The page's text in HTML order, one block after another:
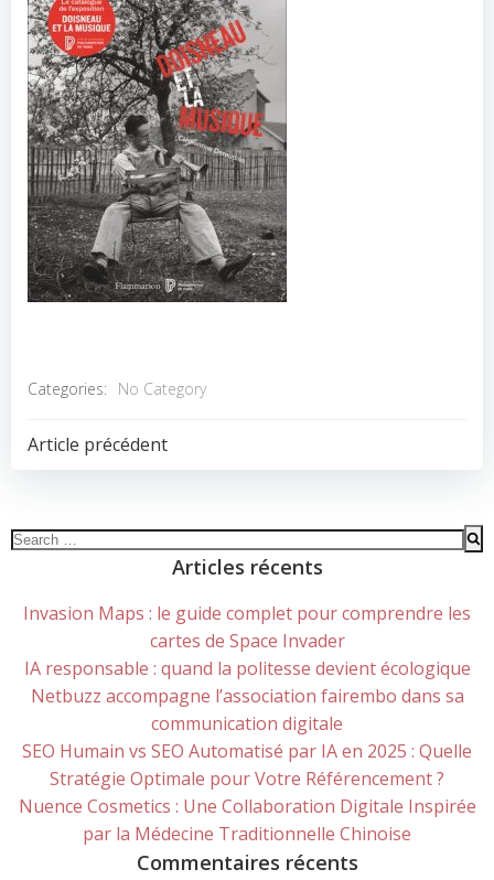
Categories: No Category
POST
Article précédent
Search
Articles récents
Invasion Maps : le guide complet pour comprendre les
cartes de Space Invader
IA responsable : quand la politesse devient écologique
Netbuzz accompagne l’association fairembo dans sa
communication digitale
SEO Humain vs SEO Automatisé par IA en 2025 : Quelle
Stratégie Optimale pour Votre Référencement ?
Nuence Cosmetics : Une Collaboration Digitale Inspirée
par la Médecine Traditionnelle Chinoise
Commentaires récents